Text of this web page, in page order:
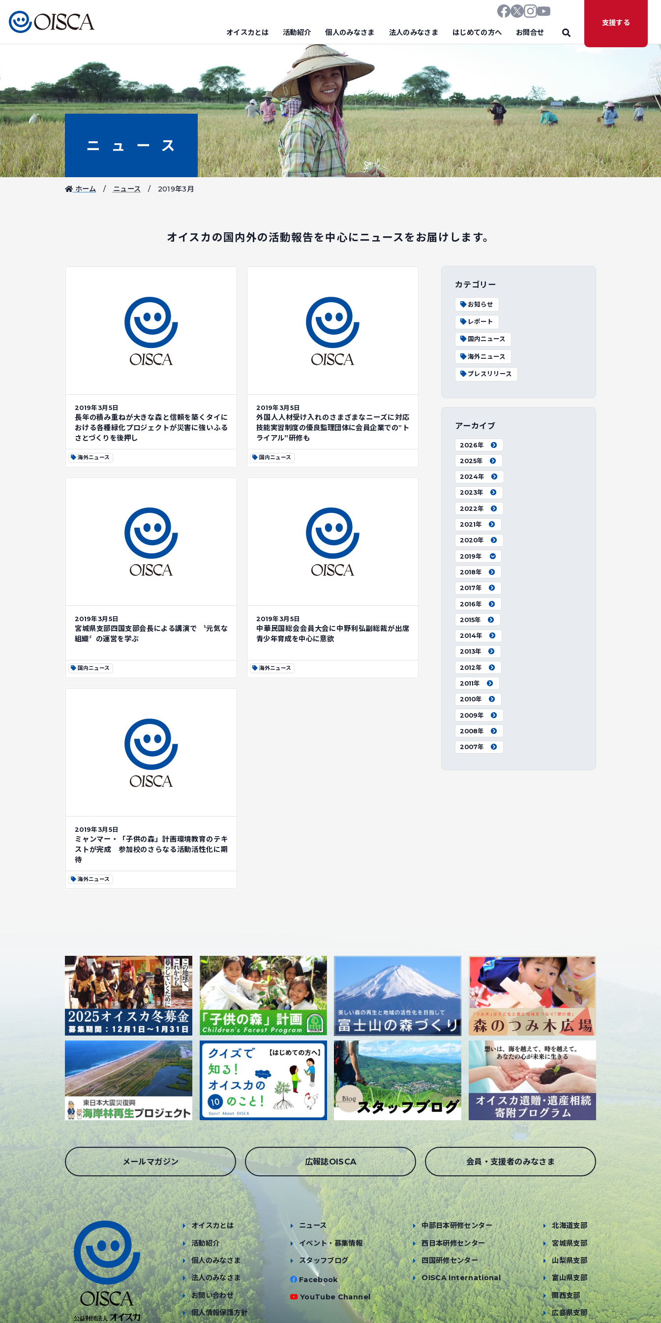
オイスカとは 活動紹介 個人のみなさま 法人のみなさま はじめての方へ お問合せ
支援する
ニュース
ホーム ニュース 2019年3月
オイスカの国内外の活動報告を中心にニュースをお届けします。
2019年3月5日
長年の積み重ねが大きな森と信頼を築くタイに
おける各種緑化プロジェクトが災害に強いふる
さとづくりを後押し
海外ニュース
2019年3月5日
外国人人材受け入れのさまざまなニーズに対応
技能実習制度の優良監理団体に会員企業での‟ト
ライアル”研修も
国内ニュース
2019年3月5日
宮城県支部四国支部会長による講演で 〝元気な
組織〞の運営を学ぶ
国内ニュース
2019年3月5日
中華民国総会会員大会に中野利弘副総裁が出席
青少年育成を中心に意欲
海外ニュース
2019年3月5日
ミャンマー・「子供の森」計画環境教育のテキ
ストが完成 参加校のさらなる活動活性化に期
待
海外ニュース
カテゴリー
お知らせ
レポート
国内ニュース
海外ニュース
プレスリリース
アーカイブ
2026年
2025年
2024年
2023年
2022年
2021年
2020年
2019年
2018年
2017年
2016年
2015年
2014年
2013年
2012年
2011年
2010年
2009年
2008年
2007年
メールマガジン 広報誌OISCA 会員・支援者のみなさま
オイスカとは
活動紹介
個人のみなさま
法人のみなさま
お問い合わせ
個人情報保護方針
ニュース
イベント・募集情報
スタッフブログ
Facebook
YouTube Channel
中部日本研修センター
西日本研修センター
四国研修センター
OISCA International
北海道支部
宮城県支部
山梨県支部
富山県支部
関西支部
広島県支部